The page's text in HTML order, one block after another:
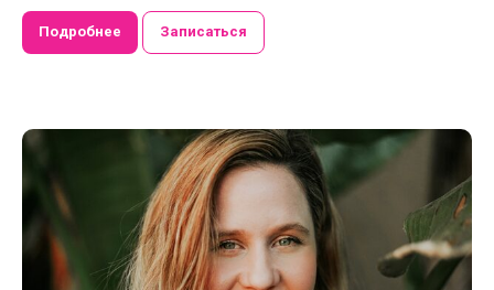
Подробнее Записаться